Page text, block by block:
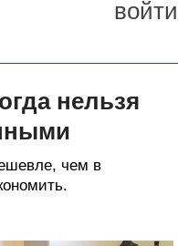
войти
нельзя
чем в